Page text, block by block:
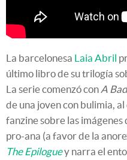
La barcelonesa Laia Abril
último libro de su trilogía
La serie comenzó con A
de una joven con bulimia, al
fanzine sobre las imágenes
pro-ana (a favor de la
The Epiloguey narra el